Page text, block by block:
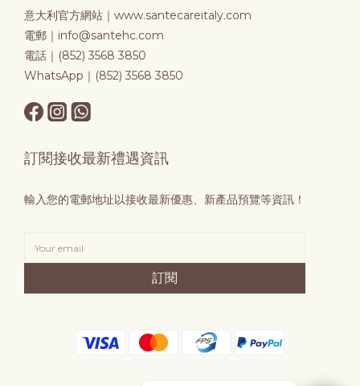
意大利官方網站｜ www.santecareitaly.com
電郵｜info@santehc.com
電話｜(852) 3568 3850
WhatsApp｜(852) 3568 3850
訂閱接收最新禮遇資訊
輸入您的電郵地址以接收最新優惠、新產品預覽等資訊！
訂閱